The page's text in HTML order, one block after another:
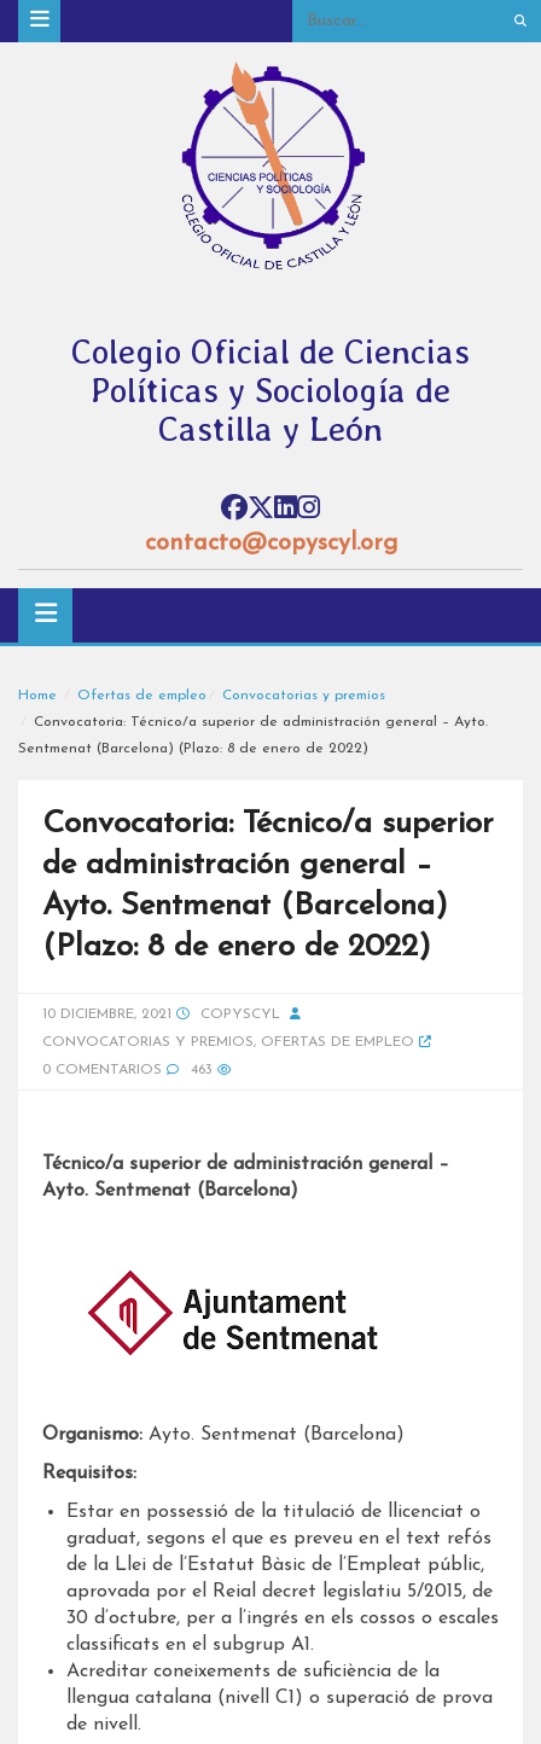
Colegio Oficial de Ciencias
Políticas y Sociología de
Castilla y León
contacto@copyscyl.org
Home Ofertas de empleo
Convocatorias y premios
Convocatoria: Técnico/a superior de administración general – Ayto.
Sentmenat (Barcelona) (Plazo: 8 de enero de 2022)
Convocatoria: Técnico/a superior
de administración general –
Ayto. Sentmenat (Barcelona)
(Plazo: 8 de enero de 2022)
10 DICIEMBRE, 2021
COPYSCYL
CONVOCATORIAS Y PREMIOS, OFERTAS DE EMPLEO
0 COMENTARIOS
463
Técnico/a superior de administración general –
Ayto. Sentmenat (Barcelona)
Organismo: Ayto. Sentmenat (Barcelona)
Requisitos:
Estar en possessió de la titulació de llicenciat o
graduat, segons el que es preveu en el text refós
de la Llei de l’Estatut Bàsic de l’Empleat públic,
aprovada por el Reial decret legislatiu 5/2015, de
30 d’octubre, per a l’ingrés en els cossos o escales
classificats en el subgrup A1.
Acreditar coneixements de suficiència de la
llengua catalana (nivell C1) o superació de prova
de nivell.